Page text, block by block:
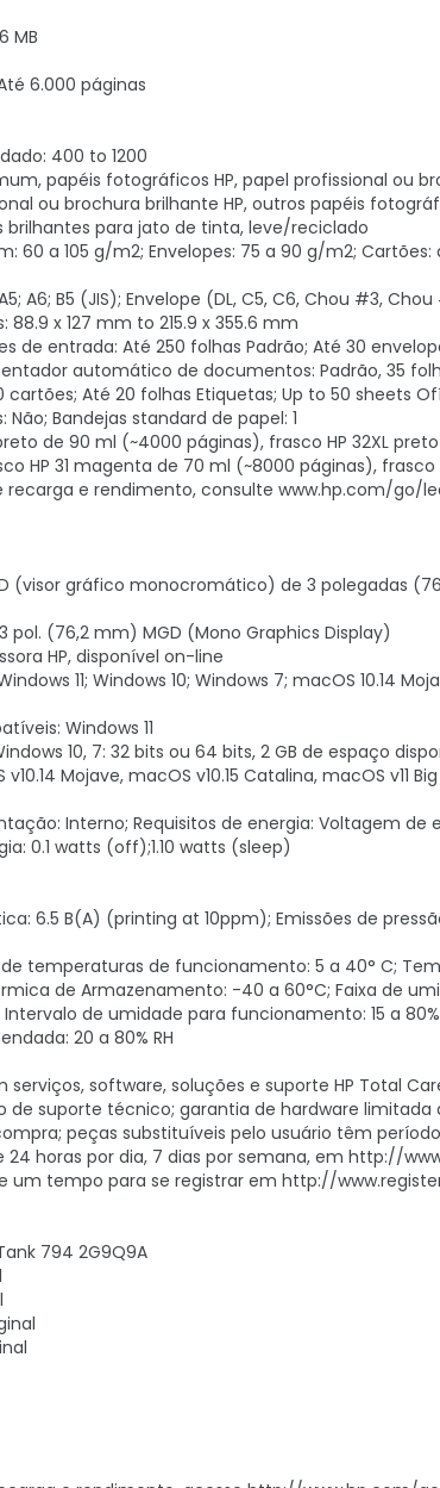
MB
6.000 páginas
400 to 1200
papéis fotográficos HP, papel profissional ou
ou brochura brilhante HP, outros papéis
para jato de tinta, leve/reciclado
60 a 105 g/m2; Envelopes: 75 a 90 g/m2;
A6; B5 (JIS); Envelope (DL, C5, C6, Chou #3,
x 127 mm to 215.9 x 355.6 mm
de entrada: Até 250 folhas Padrão; Até 30
automático de documentos: Padrão, 35
cartões; Até 20 folhas Etiquetas; Up to 50 sheets
Bandejas standard de papel: 1
de 90 ml (~4000 páginas), frasco HP 32XL
HP 31 magenta de 70 ml (~8000 páginas), frasco
recarga e rendimento, consulte www.hp.com/go/
(visor gráfico monocromático) de 3 polegadas
(76,2 mm) MGD (Mono Graphics Display)
HP, disponível on-line
11; Windows 10; Windows 7; macOS 10.14
Windows 11
10, 7: 32 bits ou 64 bits, 2 GB de espaço
Mojave, macOS v10.15 Catalina, macOS v11
Interno; Requisitos de energia: Voltagem de
0.1 watts (off);1.10 watts (sleep)
6.5 B(A) (printing at 10ppm); Emissões de
temperaturas de funcionamento: 5 a 40° C;
de Armazenamento: -40 a 60°C; Faixa de
de umidade para funcionamento: 15 a
20 a 80% RH
serviços, software, soluções e suporte HP Total
de suporte técnico; garantia de hardware limitada
peças substituíveis pelo usuário têm
24 horas por dia, 7 dias por semana, em http://
um tempo para se registrar em http://
794 2G9Q9A